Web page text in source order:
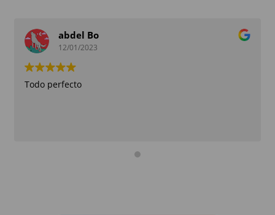
abdel Bo
12/01/2023
Todo perfecto